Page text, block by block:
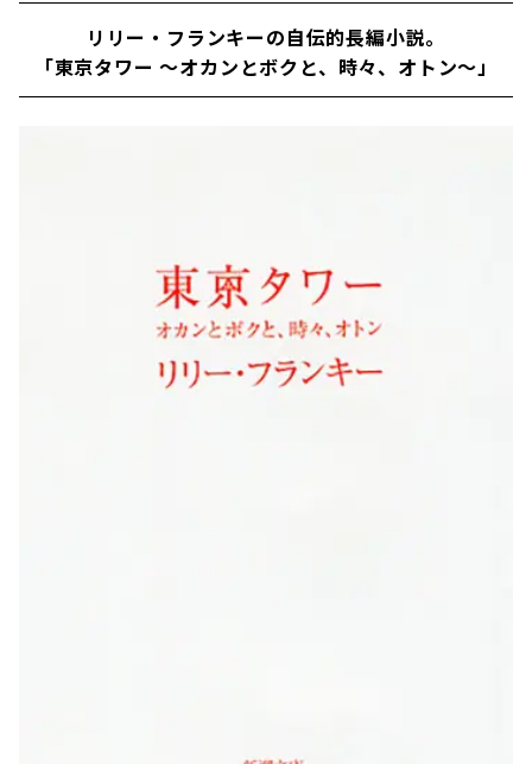
リリー・フランキーの自伝的長編小説。
「東京タワー 〜オカンとボクと、時々、オトン〜」